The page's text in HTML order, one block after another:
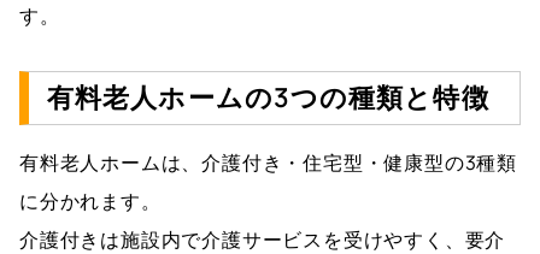
す。
有料老人ホームの3つの種類と特徴
有料老人ホームは、介護付き・住宅型・健康型の3種類
に分かれます。
介護付きは施設内で介護サービスを受けやすく、要介